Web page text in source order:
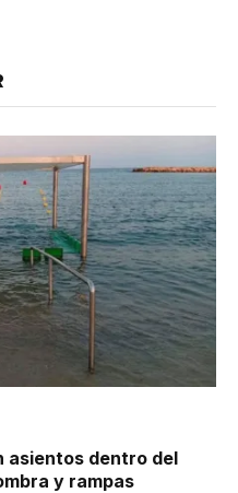
asientos dentro del
y rampas